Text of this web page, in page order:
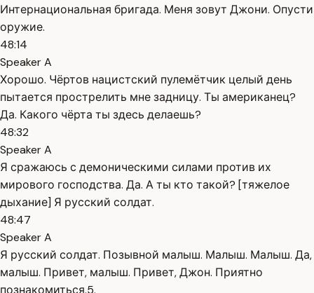
Интернациональная бригада. Меня зовут Джони. Опусти
оружие.
48:14
Speaker A
Хорошо. Чёртов нацистский пулемётчик целый день
пытается прострелить мне задницу. Ты американец?
Да. Какого чёрта ты здесь делаешь?
48:32
Speaker A
Я сражаюсь с демоническими силами против их
мирового господства. Да. А ты кто такой? [тяжелое
дыхание] Я русский солдат.
48:47
Speaker A
Я русский солдат. Позывной малыш. Малыш. Малыш. Да,
малыш. Привет, малыш. Привет, Джон. Приятно
познакомиться.5.